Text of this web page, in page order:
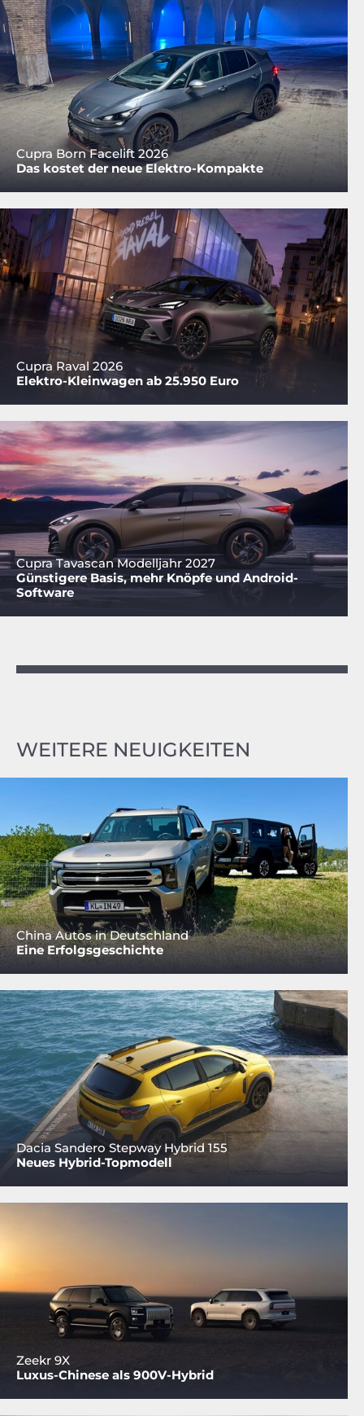
Cupra Born Facelift 2026
Das kostet der neue Elektro-Kompakte
Cupra Raval 2026
Elektro-Kleinwagen ab 25.950 Euro
Cupra Tavascan Modelljahr 2027
Günstigere Basis, mehr Knöpfe und Android-
Software
WEITERE NEUIGKEITEN
China Autos in Deutschland
Eine Erfolgsgeschichte
Dacia Sandero Stepway Hybrid 155
Neues Hybrid-Topmodell
Zeekr 9X
Luxus-Chinese als 900V-Hybrid